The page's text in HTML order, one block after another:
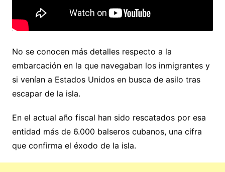
No se conocen más detalles respecto a la
embarcación en la que navegaban los inmigrantes y
si venían a Estados Unidos en busca de asilo tras
escapar de la isla.
En el actual año fiscal han sido rescatados por esa
entidad más de 6.000 balseros cubanos, una cifra
que confirma el éxodo de la isla.